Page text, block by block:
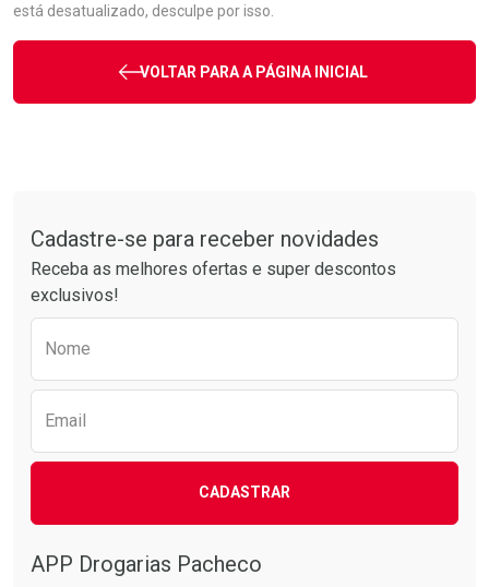
está desatualizado, desculpe por isso.
VOLTAR PARA A PÁGINA INICIAL
Cadastre-se para receber novidades
Receba as melhores ofertas e super descontos
exclusivos!
Nome
Email
CADASTRAR
APP Drogarias Pacheco